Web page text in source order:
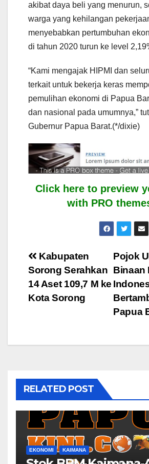
akibat daya beli yang menurun,
warga yang kehilangan
menyebabkan pertumbuhan
di tahun 2020 turun ke level
“Kami mengajak HIPMI dan
terkait untuk bekerja keras
pemulihan ekonomi di Papua
dan nasional pada umumnya,”
Gubernur Papua Barat.(*/dixie)
Click here to preview
with PRO
Post
navigation
Pojok
Binaan
Papua
Kabupaten
Sorong Serahkan
14 Aset 109,7 M ke
Kota Sorong
RELATED POST
EKONOMI KAIMANA